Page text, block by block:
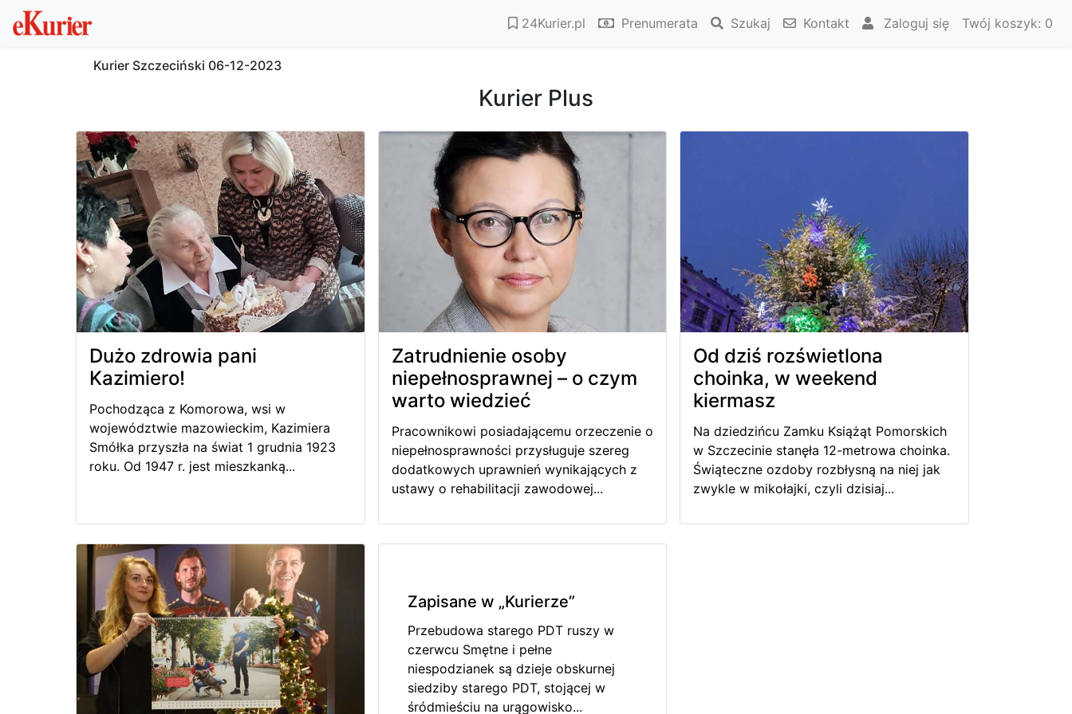
24Kurier.pl Prenumerata Szukaj Kontakt Zaloguj się Twój koszyk: 0
Kurier Szczeciński 06-12-2023
Kurier Plus
Dużo zdrowia pani
Kazimiero!
Pochodząca z Komorowa, wsi w
województwie mazowieckim, Kazimiera
Smółka przyszła na świat 1 grudnia 1923
roku. Od 1947 r. jest mieszkanką...
Zatrudnienie osoby
niepełnosprawnej – o czym
warto wiedzieć
Pracownikowi posiadającemu orzeczenie o
niepełnosprawności przysługuje szereg
dodatkowych uprawnień wynikających z
ustawy o rehabilitacji zawodowej...
Od dziś rozświetlona
choinka, w weekend
kiermasz
Na dziedzińcu Zamku Książąt Pomorskich
w Szczecinie stanęła 12-metrowa choinka.
Świąteczne ozdoby rozbłysną na niej jak
zwykle w mikołajki, czyli dzisiaj...
Zapisane w „Kurierze”
Przebudowa starego PDT ruszy w
czerwcu Smętne i pełne
niespodzianek są dzieje obskurnej
siedziby starego PDT, stojącej w
śródmieściu na urągowisko...